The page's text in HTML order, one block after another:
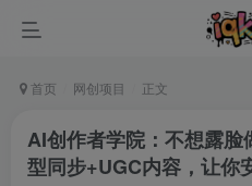
首页 网创项目 正文
AI创作者学院：不想露
型同步+UGC内容，让你